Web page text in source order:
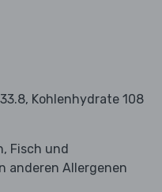
Kohlenhydrate 108
Fisch und
anderen Allergenen